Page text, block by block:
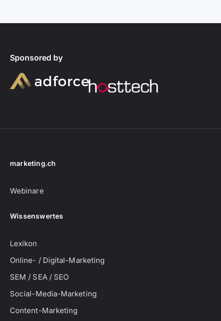
Sponsored by
marketing.ch
Webinare
Wissenswertes
Lexikon
Online- / Digital-Marketing
SEM / SEA / SEO
Social-Media-Marketing
Content-Marketing